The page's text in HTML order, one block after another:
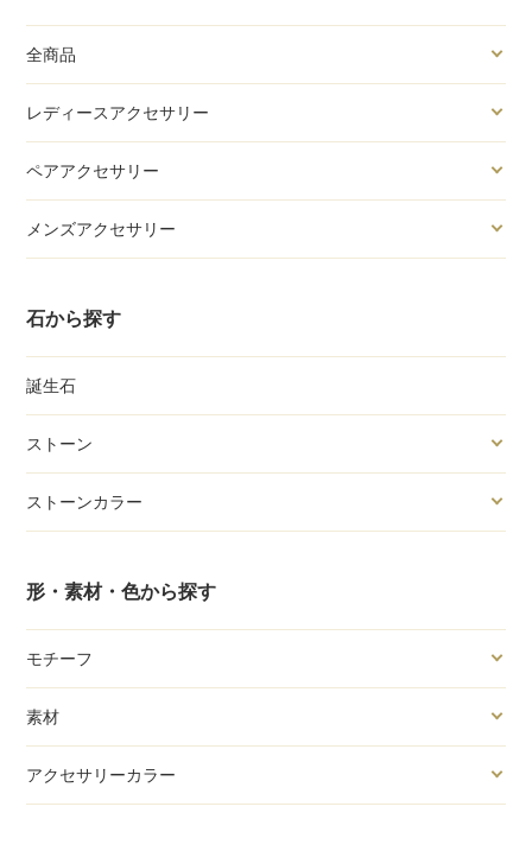
全商品
レディースアクセサリー
ペアアクセサリー
メンズアクセサリー
石から探す
誕生石
ストーン
ストーンカラー
形・素材・色から探す
モチーフ
素材
アクセサリーカラー